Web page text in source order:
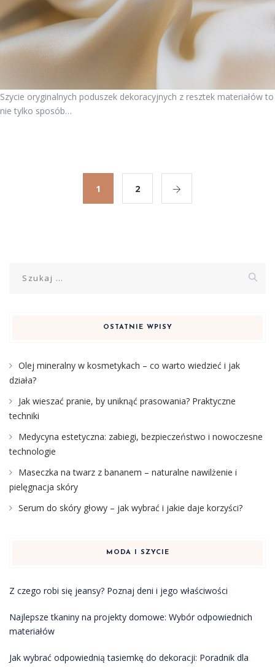
Szycie oryginalnych poduszek dekoracyjnych z resztek materiałów to
nie tylko sposób…
1 2
OSTATNIE WPISY
Olej mineralny w kosmetykach – co warto wiedzieć i jak
działa?
Jak wieszać pranie, by uniknąć prasowania? Praktyczne
techniki
Medycyna estetyczna: zabiegi, bezpieczeństwo i nowoczesne
technologie
Maseczka na twarz z bananem – naturalne nawilżenie i
pielęgnacja skóry
Serum do skóry głowy – jak wybrać i jakie daje korzyści?
MODA I SZYCIE
Z czego robi się jeansy? Poznaj deni i jego właściwości
Najlepsze tkaniny na projekty domowe: Wybór odpowiednich
materiałów
Jak wybrać odpowiednią tasiemkę do dekoracji: Poradnik dla